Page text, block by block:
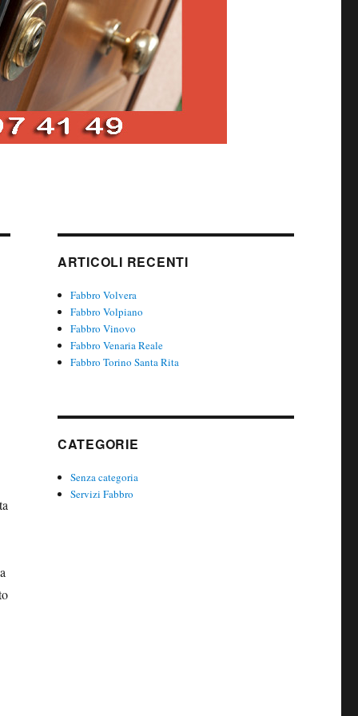
ARTICOLI RECENTI
Fabbro Volvera
Fabbro Volpiano
Fabbro Vinovo
Fabbro Venaria Reale
Fabbro Torino Santa Rita
CATEGORIE
Senza categoria
Servizi Fabbro